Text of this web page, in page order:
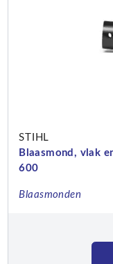
STIHL
Blaasmond, vlak
600
Blaasmonden